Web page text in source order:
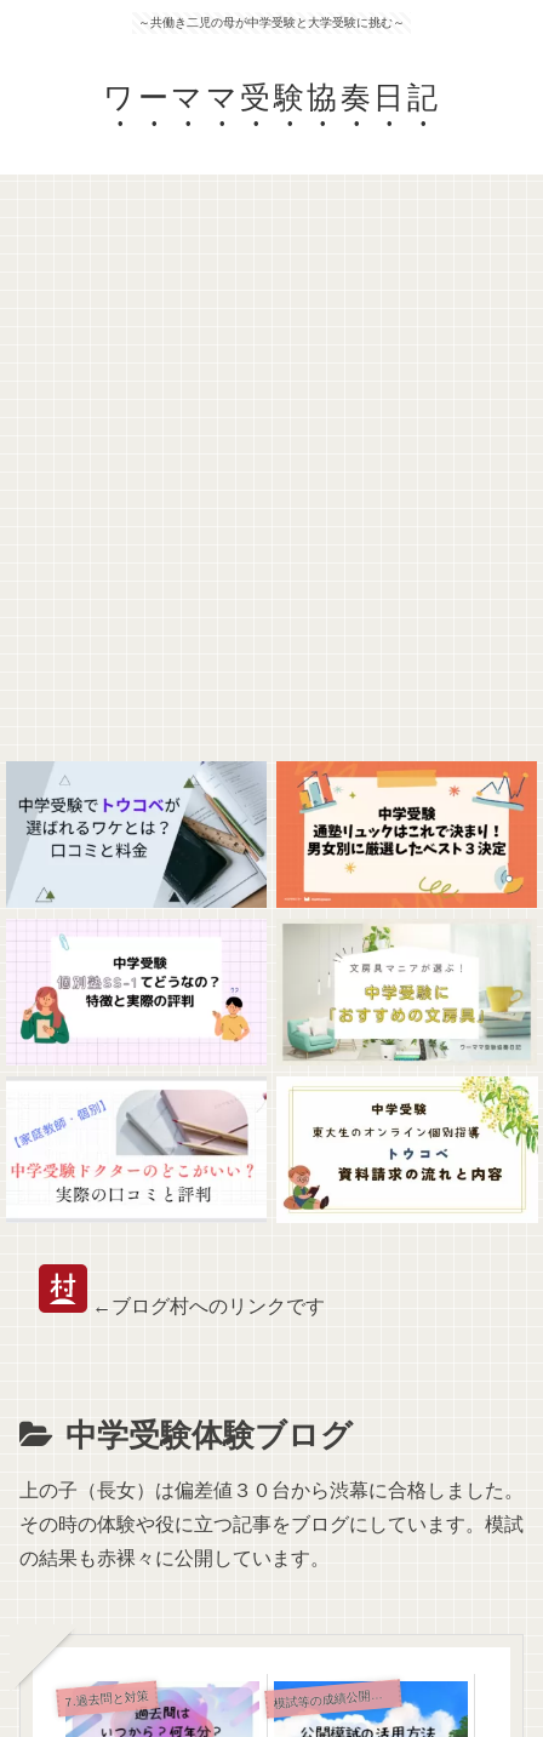
～共働き二児の母が中学受験と大学受験に挑む～
ワーママ受験協奏日記
←ブログ村へのリンクです
中学受験体験ブログ
上の子（長女）は偏差値３０台から渋幕に合格しました。
その時の体験や役に立つ記事をブログにしています。模試
の結果も赤裸々に公開しています。
7.過去問と対策 模 試等の成績公開（２人）